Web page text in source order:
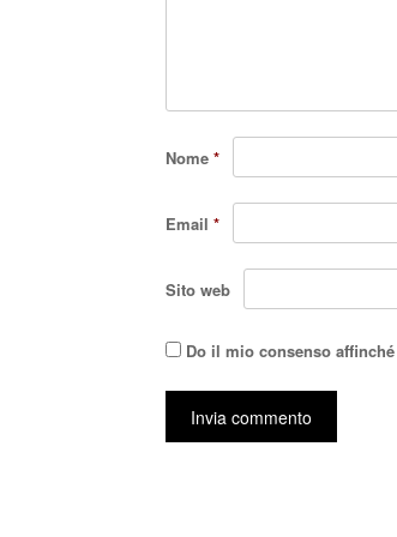
Nome *
Email *
Sito web
Do il mio consenso